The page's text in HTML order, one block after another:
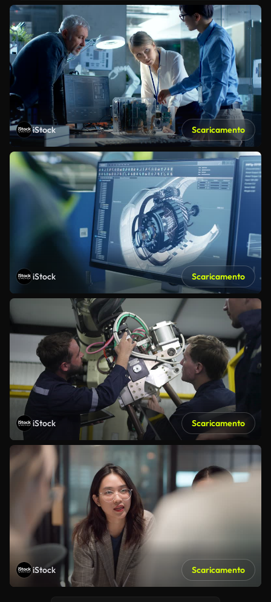
iStock Scaricamento
iStock Scaricamento
iStock Scaricamento
iStock Scaricamento